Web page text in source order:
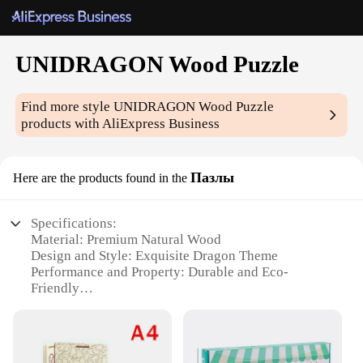
UNIDRAGON Wood Puzzle
Find more styleUNIDRAGON Wood Puzzle
products with AliExpress Business
Here are the products found in the Пазлы
Specifications:
Material: Premium Natural Wood
Design and Style: Exquisite Dragon Theme
Performance and Property: Durable and Eco-
Friendly
Usage and Purpose: Brain Teaser and Decorative
Item